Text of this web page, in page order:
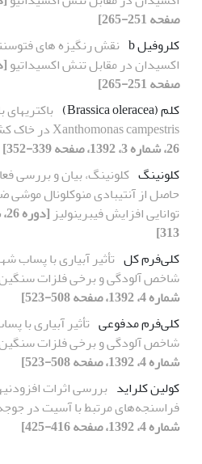
صفحه 251-265]
کلروفیل b
نقش رنگیزه های
اکسیدان در مقابل تنش اکسیداتیو
صفحه 251-265]
کلم (Brassica oleracea)
باکتریهای
Xanthomonas campestris در خاک کشتزارهای ری و کرج
26، شماره 3، 1392، صفحه 339-352]
کلونینگ
حاصل از آنتی‏بادی منوکلونال موشی
توانایی افزایش فیبرینولیز
313]
کلی‌فرم کل تأثیر آبیاری با پساب
شاخص آلودگی و برخی فلزات
شماره 4، 1392، صفحه 508-523]
کلی‌فرم مدفوعی تأثیر آبیاری با
شاخص آلودگی و برخی فلزات
شماره 4، 1392، صفحه 508-523]
کولین کلراید بررسی اثرات
فراسنجه‌های مرتبط با آسیت در
شماره 4، 1392، صفحه 416-425]